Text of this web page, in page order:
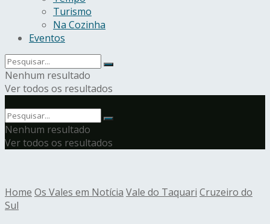
Turismo
Na Cozinha
Eventos
Nenhum resultado
Ver todos os resultados
Nenhum resultado
Ver todos os resultados
Home Os Vales em Notícia Vale do Taquari Cruzeiro do
Sul